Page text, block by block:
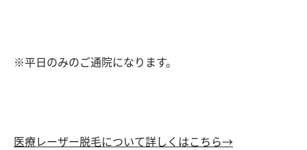
※平日のみのご通院になります。
医療レーザー脱毛について詳しくはこちら→